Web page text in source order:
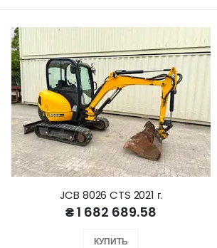
JCB 8026 CTS 2021 г.
₴ 1 682 689.58
КУПИТЬ